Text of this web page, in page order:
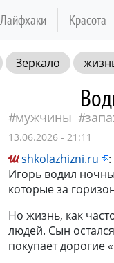
Лайфхаки Красота
Зеркало
мужчины
13.06.2026 - 21:11
shkolazhizni.ru :
Игорь водил
которые за
Но жизнь, как
людей. Сын
покупает дорогие